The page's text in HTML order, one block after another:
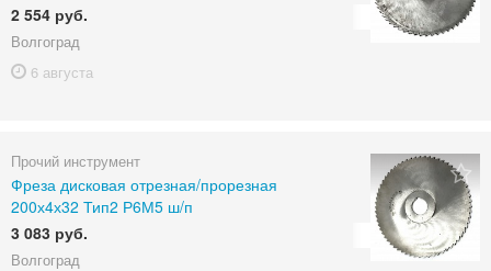
2 554 руб.
Волгоград
6 августа
Прочий инструмент
Фреза дисковая отрезная/прорезная
200х4х32 Тип2 Р6М5 ш/п
3 083 руб.
Волгоград